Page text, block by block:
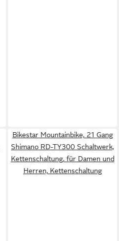
Bikestar Mountainbike, 21 Gang
Shimano RD-TY300 Schaltwerk,
Kettenschaltung, für Damen und
Herren, Kettenschaltung